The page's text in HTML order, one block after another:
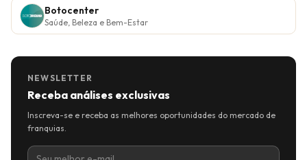
Botocenter
Saúde, Beleza e Bem-Estar
NEWSLETTER
Receba análises exclusivas
Inscreva-se e receba as melhores oportunidades do mercado de
franquias.